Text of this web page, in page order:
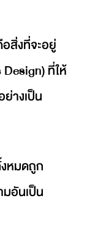
สิ่งที่จะอยู่
ที่ให้
างเป็น
หมดถูก
อันเป็น